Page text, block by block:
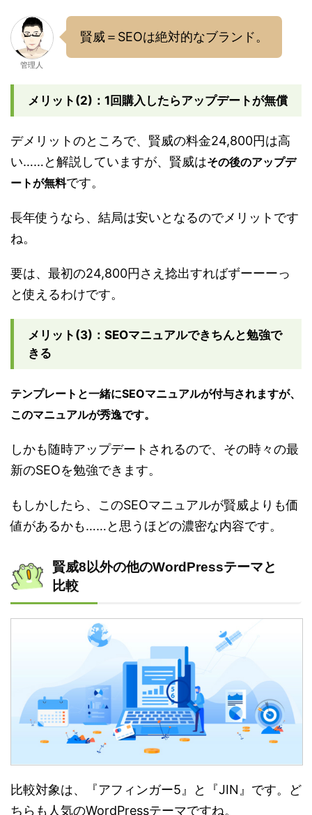
管理人
賢威＝SEOは絶対的なブランド。
メリット(2)：1回購入したらアップデートが無償
デメリットのところで、賢威の料金24,800円は高
い……と解説していますが、賢威はその後のアップデ
ートが無料です。
長年使うなら、結局は安いとなるのでメリットです
ね。
要は、最初の24,800円さえ捻出すればずーーーっ
と使えるわけです。
メリット(3)：SEOマニュアルできちんと勉強で
きる
テンプレートと一緒にSEOマニュアルが付与されますが、
このマニュアルが秀逸です。
しかも随時アップデートされるので、その時々の最
新のSEOを勉強できます。
もしかしたら、このSEOマニュアルが賢威よりも価
値があるかも……と思うほどの濃密な内容です。
賢威8以外の他のWordPressテーマと
比較
比較対象は、『アフィンガー5』と『JIN』です。ど
ちらも人気のWordPressテーマですね。